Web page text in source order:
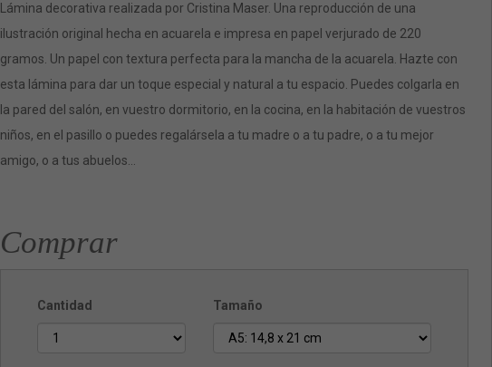
Lámina decorativa realizada por Cristina Maser. Una reproducción de una
ilustración original hecha en acuarela e impresa en papel verjurado de 220
gramos. Un papel con textura perfecta para la mancha de la acuarela. Hazte con
esta lámina para dar un toque especial y natural a tu espacio. Puedes colgarla en
la pared del salón, en vuestro dormitorio, en la cocina, en la habitación de vuestros
niños, en el pasillo o puedes regalársela a tu madre o a tu padre, o a tu mejor
amigo, o a tus abuelos…
Comprar
Cantidad Tamaño